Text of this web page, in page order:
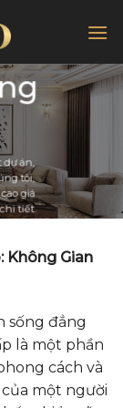
dự án,
tôi,
giá
tiết.
Không Gian
sống đẳng
là một phần
cách và
của một người